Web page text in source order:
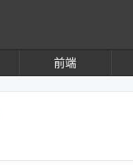
前端